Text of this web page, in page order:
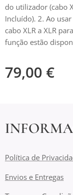
do utilizador (cabo
Incluído). 2. Ao
cabo XLR a XLR
função estão
79,00 €
Política de
Envios e Entregas